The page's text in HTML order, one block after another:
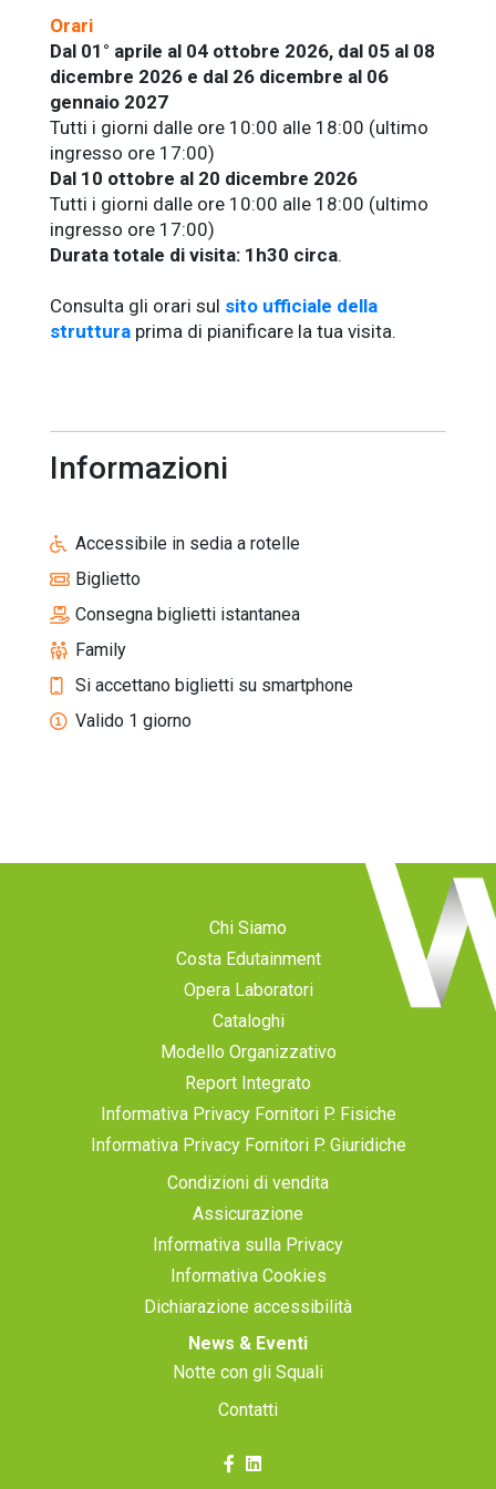
Orari
Dal 01° aprile al 04 ottobre 2026, dal 05 al 08
dicembre 2026 e dal 26 dicembre al 06
gennaio 2027
Tutti i giorni dalle ore 10:00 alle 18:00 (ultimo
ingresso ore 17:00)
Dal 10 ottobre al 20 dicembre 2026
Tutti i giorni dalle ore 10:00 alle 18:00 (ultimo
ingresso ore 17:00)
Durata totale di visita: 1h30 circa.
Consulta gli orari sul sito ufficiale della
strutturaprima di pianificare la tua visita.
Informazioni
Accessibile in sedia a rotelle
Biglietto
Consegna biglietti istantanea
Family
Si accettano biglietti su smartphone
Valido 1 giorno
Chi Siamo
Costa Edutainment
Opera Laboratori
Cataloghi
Modello Organizzativo
Report Integrato
Informativa Privacy Fornitori P. Fisiche
Informativa Privacy Fornitori P. Giuridiche
Condizioni di vendita
Assicurazione
Informativa sulla Privacy
Informativa Cookies
Dichiarazione accessibilità
News & Eventi
Notte con gli Squali
Contatti